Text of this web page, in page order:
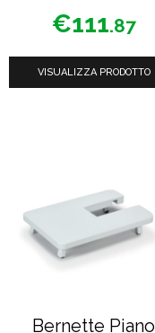
s
u
€111.87
VISUALIZZA PRODOTTO
Bernette Piano
più
varianti.